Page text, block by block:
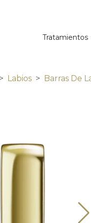
Tratamientos
Labios Barras De